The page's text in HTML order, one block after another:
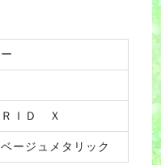
ＲＩＤ Ｘ
ージュメタリック